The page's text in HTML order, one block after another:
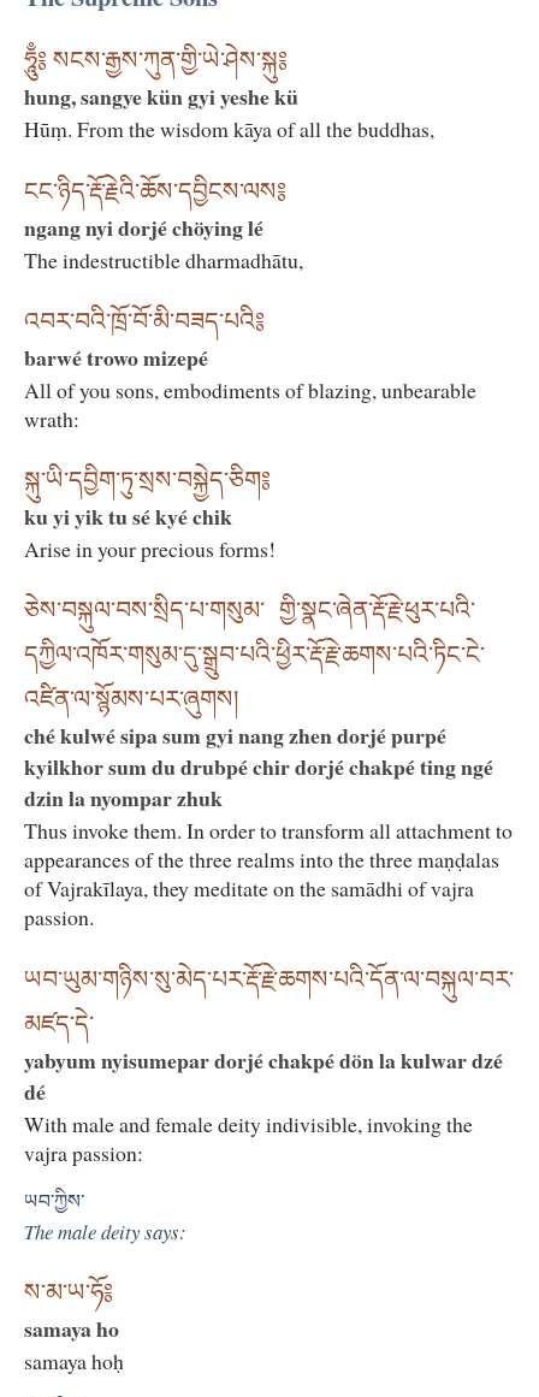
ཧཱུྃ༔ སངས་རྒྱས་ཀུན་གྱི་ཡེ་ཤེས་སྐུ༔
hung, sangye kün gyi yeshe kü
Hūṃ. From the wisdom kāya of all the buddhas,
ངང་ཉིད་རྡོ་རྗེའི་ཆོས་དབྱིངས་ལས༔
ngang nyi dorjé chöying lé
The indestructible dharmadhātu,
འབར་བའི་ཁྲོ་བོ་མི་བཟད་པའི༔
barwé trowo mizepé
All of you sons, embodiments of blazing, unbearable
wrath:
སྐུ་ཡི་དབྱིག་ཏུ་སྲས་བསྐྱེད་ཅིག༔
ku yi yik tu sé kyé chik
Arise in your precious forms!
ཅེས་བསྐུལ་བས་སྲིད་པ་གསུམ་ གྱི་སྣང་ཞེན་རྡོ་རྗེ་ཕུར་པའི་
དཀྱིལ་འཁོར་གསུམ་དུ་སྒྲུབ་པའི་ཕྱིར་རྡོ་རྗེ་ཆགས་པའི་ཏིང་ངེ་
འཛིན་ལ་སྙོམས་པར་ཞུགས།
ché kulwé sipa sum gyi nang zhen dorjé purpé
kyilkhor sum du drubpé chir dorjé chakpé ting ngé
dzin la nyompar zhuk
Thus invoke them. In order to transform all attachment to
appearances of the three realms into the three maṇḍalas
of Vajrakīlaya, they meditate on the samādhi of vajra
passion.
ཡབ་ཡུམ་གཉིས་སུ་མེད་པར་རྡོ་རྗེ་ཆགས་པའི་དོན་ལ་བསྐུལ་བར་
མཛད་དེ་
yabyum nyisumepar dorjé chakpé dön la kulwar dzé
dé
With male and female deity indivisible, invoking the
vajra passion:
ཡབ་ཀྱིས་
The male deity says:
ས་མ་ཡ་ཧོ༔
samaya ho
samaya hoḥ